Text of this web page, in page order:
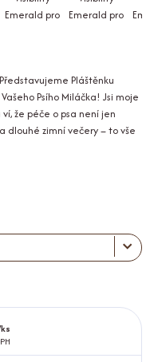
Pláštěnku
Psího Miláčka! Jsi moje
že péče o psa není jen
dlouhé zimní večery – to vše
ks